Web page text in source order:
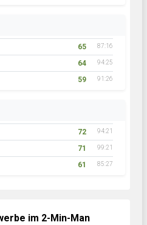
65 87:16
64 94:25
59 91:26
72 94:21
71 99:21
61 85:27
im 2-Min-Man